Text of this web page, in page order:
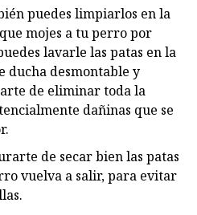
puedes limpiarlos en la
mojes a tu perro por
lavarle las patas en la
ducha desmontable y
de eliminar toda la
dañinas que se
de secar bien las patas
vuelva a salir, para evitar